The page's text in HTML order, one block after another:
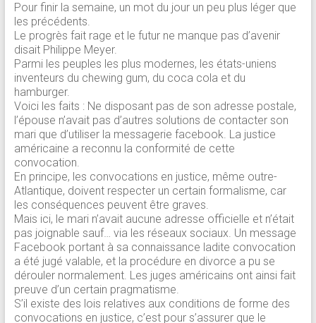
Pour finir la semaine, un mot du jour un peu plus léger que
les précédents.
Le progrès fait rage et le futur ne manque pas d’avenir
disait Philippe Meyer.
Parmi les peuples les plus modernes, les états-uniens
inventeurs du chewing gum, du coca cola et du
hamburger.
Voici les faits : Ne disposant pas de son adresse postale,
l’épouse n’avait pas d’autres solutions de contacter son
mari que d’utiliser la messagerie facebook. La justice
américaine a reconnu la conformité de cette
convocation.
En principe, les convocations en justice, même outre-
Atlantique, doivent respecter un certain formalisme, car
les conséquences peuvent être graves.
Mais ici, le mari n’avait aucune adresse officielle et n’était
pas joignable sauf… via les réseaux sociaux. Un message
Facebook portant à sa connaissance ladite convocation
a été jugé valable, et la procédure en divorce a pu se
dérouler normalement. Les juges américains ont ainsi fait
preuve d’un certain pragmatisme.
S’il existe des lois relatives aux conditions de forme des
convocations en justice, c’est pour s’assurer que le